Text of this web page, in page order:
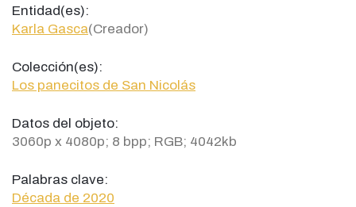
Entidad(es):
Karla Gasca(Creador)
Colección(es):
Los panecitos de San Nicolás
Datos del objeto:
3060p x 4080p; 8 bpp; RGB; 4042kb
Palabras clave:
Década de 2020